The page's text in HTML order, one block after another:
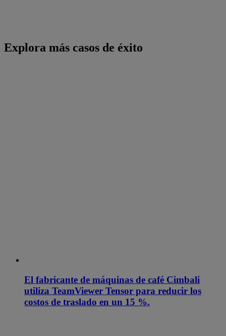
Explora más casos de éxito
El fabricante de máquinas de café Cimbali
utiliza TeamViewer Tensor para reducir los
costos de traslado en un 15 %.